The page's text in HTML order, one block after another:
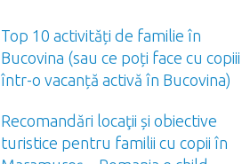
Top 10 activități de familie în
Bucovina (sau ce poți face cu copiii
într-o vacanță activă în Bucovina)
Recomandări locaţii și obiective
turistice pentru familii cu copii în